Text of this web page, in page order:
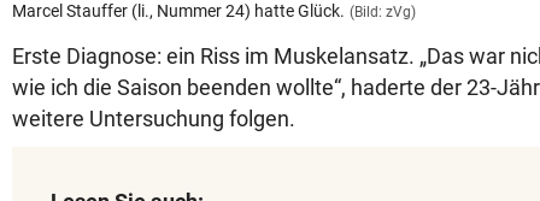
Marcel Stauffer (li., Nummer 24) hatte Glück. (Bild: zVg)
Erste Diagnose: ein Riss im Muskelansatz. „Das war
wie ich die Saison beenden wollte“, haderte der 23-
weitere Untersuchung folgen.